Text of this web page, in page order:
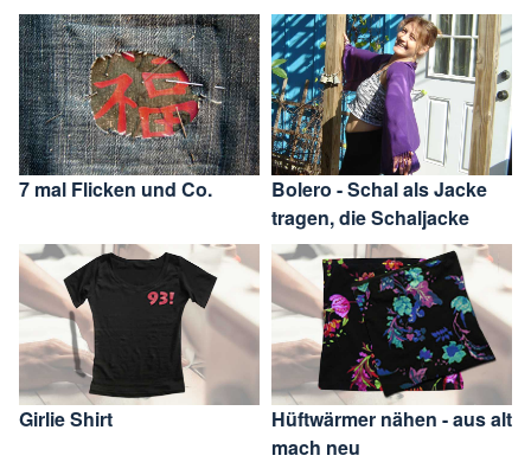
7 mal Flicken und Co.
Bolero - Schal als Jacke
tragen, die Schaljacke
Girlie Shirt
Hüftwärmer nähen - aus alt
mach neu